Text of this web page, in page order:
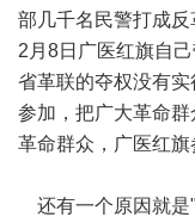
部几千名民警打成反
2月8日广医红旗自
省革联的夺权没有
参加，把广大革命
革命群众，广医红旗
还有一个原因就是